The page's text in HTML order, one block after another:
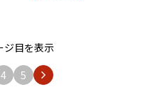
ジ目を表示
4 5